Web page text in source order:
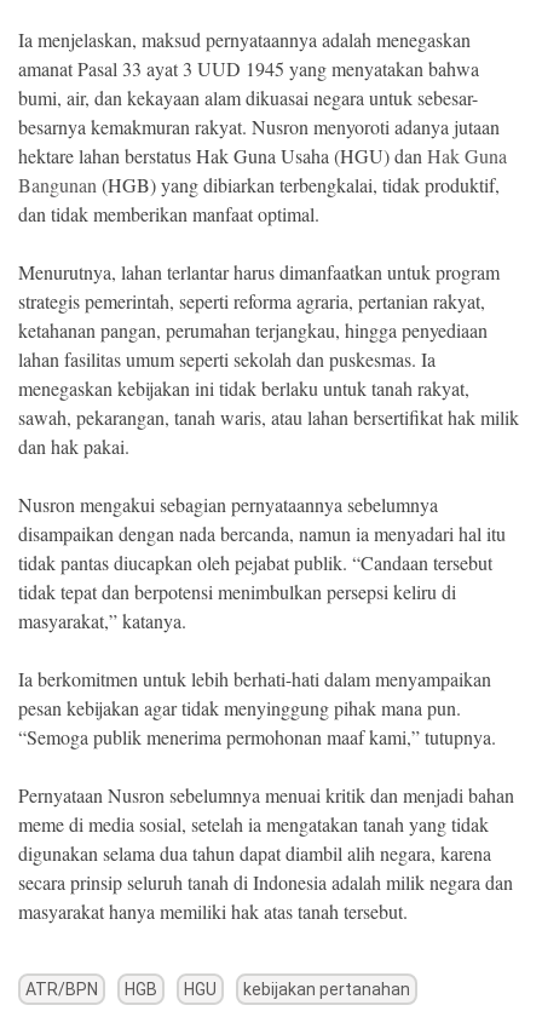
Ia menjelaskan, maksud pernyataannya adalah menegaskan
amanat Pasal 33 ayat 3 UUD 1945 yang menyatakan bahwa
bumi, air, dan kekayaan alam dikuasai negara untuk sebesar-
besarnya kemakmuran rakyat. Nusron menyoroti adanya jutaan
hektare lahan berstatus Hak Guna Usaha (HGU) dan Hak Guna
Bangunan (HGB) yang dibiarkan terbengkalai, tidak produktif,
dan tidak memberikan manfaat optimal.
Menurutnya, lahan terlantar harus dimanfaatkan untuk program
strategis pemerintah, seperti reforma agraria, pertanian rakyat,
ketahanan pangan, perumahan terjangkau, hingga penyediaan
lahan fasilitas umum seperti sekolah dan puskesmas. Ia
menegaskan kebijakan ini tidak berlaku untuk tanah rakyat,
sawah, pekarangan, tanah waris, atau lahan bersertifikat hak milik
dan hak pakai.
Nusron mengakui sebagian pernyataannya sebelumnya
disampaikan dengan nada bercanda, namun ia menyadari hal itu
tidak pantas diucapkan oleh pejabat publik. “Candaan tersebut
tidak tepat dan berpotensi menimbulkan persepsi keliru di
masyarakat,” katanya.
Ia berkomitmen untuk lebih berhati-hati dalam menyampaikan
pesan kebijakan agar tidak menyinggung pihak mana pun.
“Semoga publik menerima permohonan maaf kami,” tutupnya.
Pernyataan Nusron sebelumnya menuai kritik dan menjadi bahan
meme di media sosial, setelah ia mengatakan tanah yang tidak
digunakan selama dua tahun dapat diambil alih negara, karena
secara prinsip seluruh tanah di Indonesia adalah milik negara dan
masyarakat hanya memiliki hak atas tanah tersebut.
ATR/BPN HGB HGU kebijakan pertanahan